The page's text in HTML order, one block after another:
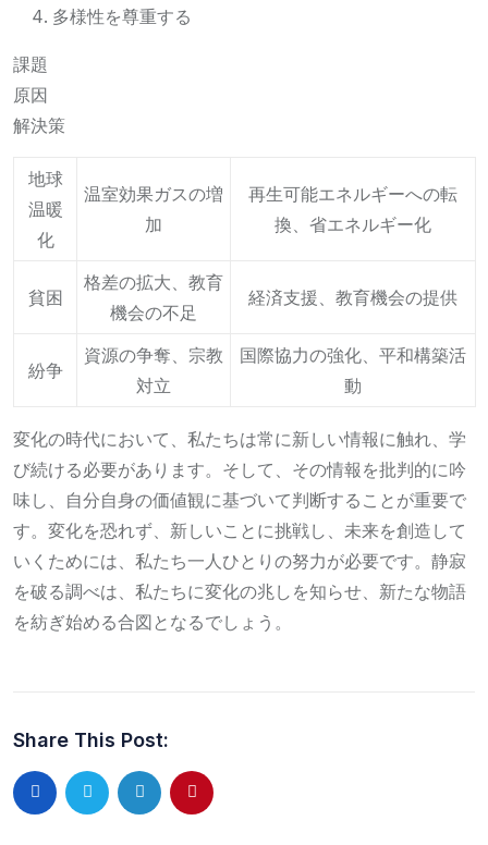
多様性を尊重する
課題
原因
解決策
地球
温暖
化
温室効果ガスの増
加
再生可能エネルギーへの転
換、省エネルギー化
貧困
格差の拡大、教育
機会の不足
経済支援、教育機会の提供
紛争
資源の争奪、宗教
対立
国際協力の強化、平和構築活
動
変化の時代において、私たちは常に新しい情報に触れ、学
び続ける必要があります。そして、その情報を批判的に吟
味し、自分自身の価値観に基づいて判断することが重要で
す。変化を恐れず、新しいことに挑戦し、未来を創造して
いくためには、私たち一人ひとりの努力が必要です。静寂
を破る調べは、私たちに変化の兆しを知らせ、新たな物語
を紡ぎ始める合図となるでしょう。
Share This Post:
LinkedIn Pinterest